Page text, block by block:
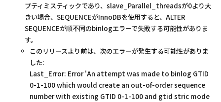
プティミスティックであり、slave_Parallel_threadsが0より大
きい場合、SEQUENCEがInnoDBを使用すると、ALTER
SEQUENCEが順不同のbinlogエラーで失敗する可能性がありま
す。
このリリースより前は、次のエラーが発生する可能性がありま
した:
Last_Error: Error 'An attempt was made to binlog GTID
0-1-100 which would create an out-of-order sequence
number with existing GTID 0-1-100 and gtid stric mode